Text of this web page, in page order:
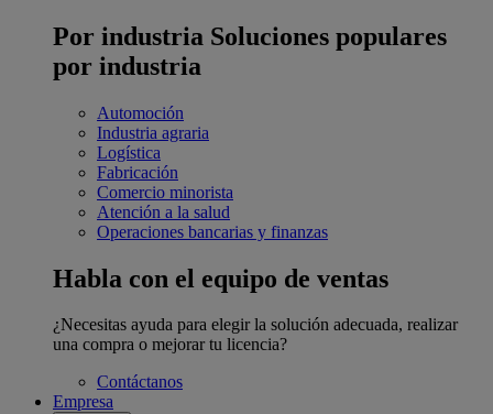
Por industria Soluciones populares
por industria
Automoción
Industria agraria
Logística
Fabricación
Comercio minorista
Atención a la salud
Operaciones bancarias y finanzas
Habla con el equipo de ventas
¿Necesitas ayuda para elegir la solución adecuada, realizar
una compra o mejorar tu licencia?
Contáctanos
Empresa